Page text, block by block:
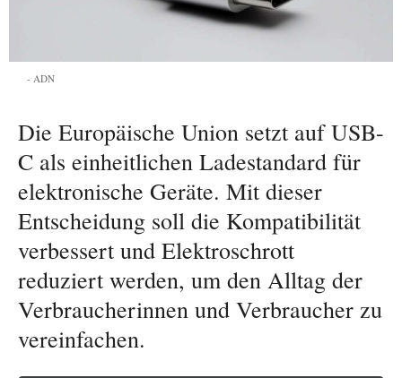
ADN
Die Europäische Union setzt auf USB-
C als einheitlichen Ladestandard für
elektronische Geräte. Mit dieser
Entscheidung soll die Kompatibilität
verbessert und Elektroschrott
reduziert werden, um den Alltag der
Verbraucherinnen und Verbraucher zu
vereinfachen.